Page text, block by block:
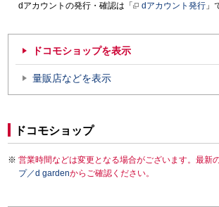
dアカウントの発行・確認は「
dアカウント発行 」
ドコモショップを表示
量販店などを表示
ドコモショップ
営業時間などは変更となる場合がございます。最新
プ／d gardenからご確認ください。